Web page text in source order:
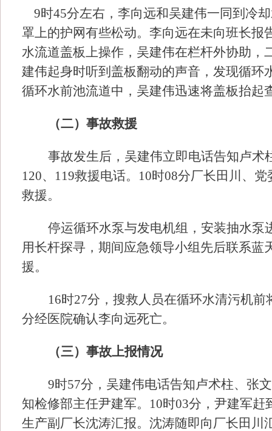
9时45分左右，李向远和吴建伟一同到冷
罩上的护网有些松动。李向远在未向班长
水流道盖板上操作，吴建伟在栏杆外协助，
建伟起身时听到盖板翻动的声音，发现循
循环水前池流道中，吴建伟迅速将盖板抬起
（二）事故救援
事故发生后，吴建伟立即电话告知卢
120、119救援电话。10时08分厂长田川、
救援。
停运循环水泵与发电机组，安装抽水
用长杆探寻，期间应急领导小组先后联系
援。
16时27分，搜救人员在循环水清污机
分经医院确认李向远死亡。
（三）事故上报情况
9时57分，吴建伟电话告知卢术柱、张
知检修部主任尹建军。10时03分，尹建军
生产副厂长沈涛汇报。沈涛随即向厂长田